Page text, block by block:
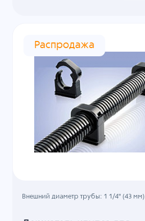
Распродажа
Внешний диаметр трубы: 1 1/4" (43 мм)